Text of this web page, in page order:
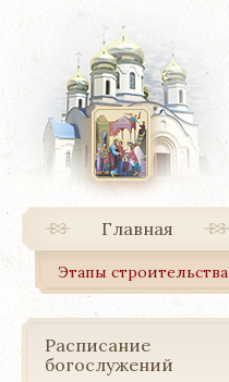
Главная
Этапы строительства
Расписание
богослужений